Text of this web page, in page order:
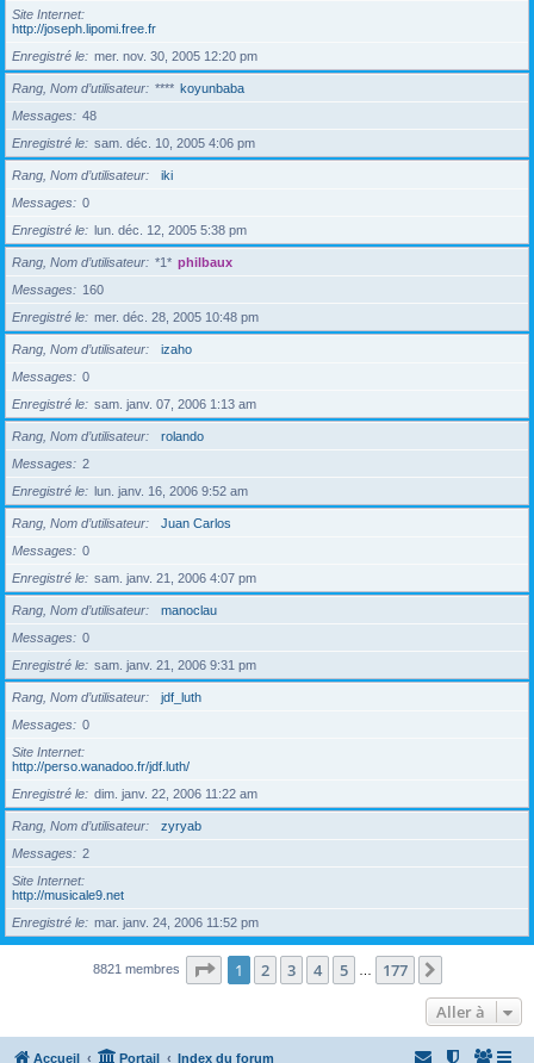
Site Internet
http://joseph.lipomi.free.fr
Enregistré le
mer. nov. 30, 2005 12:20 pm
Rang, Nom d’utilisateur **** koyunbaba
Messages
48
Enregistré le
sam. déc. 10, 2005 4:06 pm
Rang, Nom d’utilisateur
iki
Messages
0
Enregistré le
lun. déc. 12, 2005 5:38 pm
Rang, Nom d’utilisateur *1* philbaux
Messages
160
Enregistré le
mer. déc. 28, 2005 10:48 pm
Rang, Nom d’utilisateur
izaho
Messages
0
Enregistré le
sam. janv. 07, 2006 1:13 am
Rang, Nom d’utilisateur
rolando
Messages
2
Enregistré le
lun. janv. 16, 2006 9:52 am
Rang, Nom d’utilisateur
Juan Carlos
Messages
0
Enregistré le
sam. janv. 21, 2006 4:07 pm
Rang, Nom d’utilisateur
manoclau
Messages
0
Enregistré le
sam. janv. 21, 2006 9:31 pm
Rang, Nom d’utilisateur
jdf_luth
Messages
0
Site Internet
http://perso.wanadoo.fr/jdf.luth/
Enregistré le
dim. janv. 22, 2006 11:22 am
Rang, Nom d’utilisateur
zyryab
Messages
2
Site Internet
http://musicale9.net
Enregistré le
mar. janv. 24, 2006 11:52 pm
8821 membres Page 1sur177
1 2 3 4 5 177
Aller à
Accueil Portail Index du forum